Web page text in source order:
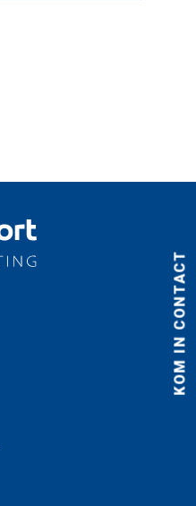
KOM IN CONTACT